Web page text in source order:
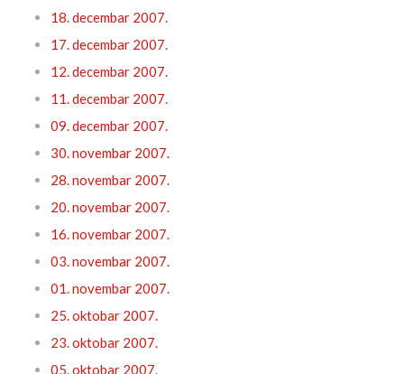
18. decembar 2007.
17. decembar 2007.
12. decembar 2007.
11. decembar 2007.
09. decembar 2007.
30. novembar 2007.
28. novembar 2007.
20. novembar 2007.
16. novembar 2007.
03. novembar 2007.
01. novembar 2007.
25. oktobar 2007.
23. oktobar 2007.
05. oktobar 2007.